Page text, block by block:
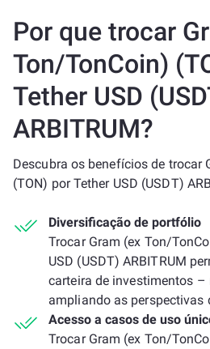
Por que trocar
Ton/TonCoin)
Tether USD
ARBITRUM?
Descubra os benefícios de trocar
(TON) por Tether USD (USDT)
Diversificação de portfólio
Trocar Gram (ex Ton/
USD (USDT) ARBITRUM
carteira de investimentos –
ampliando as perspectivas
Acesso a casos de uso
Trocar Gram (ex Ton/